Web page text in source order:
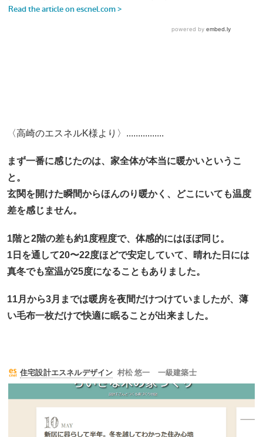
〈高崎のエスネルK様より〉................
まず一番に感じたのは、家全体が本当に暖かいというこ
と。
玄関を開けた瞬間からほんのり暖かく、どこにいても温度
差を感じません。
1階と2階の差も約1度程度で、体感的にはほぼ同じ。
1日を通して20〜22度ほどで安定していて、晴れた日には
真冬でも室温が25度になることもありました。
11月から3月までは暖房を夜間だけつけていましたが、薄
い毛布一枚だけで快適に眠ることが出来ました。